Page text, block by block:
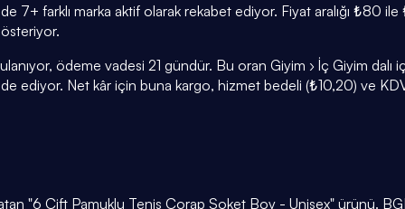
7+ farklı marka aktif olarak rekabet ediyor. Fiyat aralığı
ödeme vadesi 21 gündür. Bu oran Giyim › İç Giyim dalı
ediyor. Net kâr için buna kargo, hizmet bedeli (₺10,20) ve
"6 Çift Pamuklu Tenis Çorap Soket Boy - Unisex" ürünü.